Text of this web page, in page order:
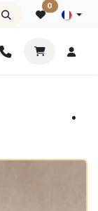
0